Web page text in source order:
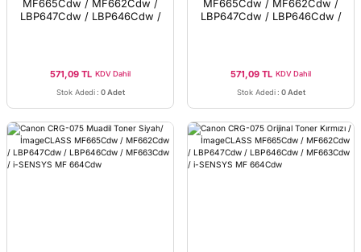
MF665Cdw / MF662Cdw /
LBP647Cdw / LBP646Cdw /
571,09 TL KDV Dahil
Stok Adedi : 0 Adet
MF665Cdw / MF662Cdw /
LBP647Cdw / LBP646Cdw /
571,09 TL KDV Dahil
Stok Adedi : 0 Adet